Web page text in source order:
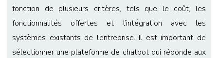
fonction de plusieurs critères, tels que le coût, les
fonctionnalités offertes et l’intégration avec les
systèmes existants de l’entreprise. Il est important de
sélectionner une plateforme de chatbot qui réponde aux